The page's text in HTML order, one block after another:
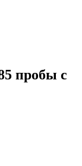
пробы c